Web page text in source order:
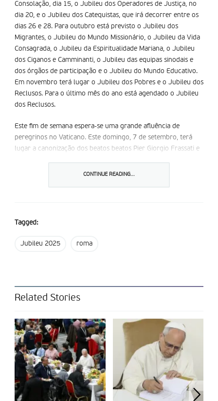
Consolação, dia 15, o Jubileu dos Operadores de Justiça, no
dia 20, e o Jubileu dos Catequistas, que irá decorrer entre os
dias 26 e 28. Para outubro está previsto o Jubileu dos
Migrantes, o Jubileu do Mundo Missionário, o Jubileu da Vida
Consagrada, o Jubileu da Espiritualidade Mariana, o Jubileu
dos Ciganos e Camminanti, o Jubileu das equipas sinodais e
dos órgãos de participação e o Jubileu do Mundo Educativo.
Em novembro terá lugar o Jubileu dos Pobres e o Jubileu dos
Reclusos. Para o último mês do ano está agendado o Jubileu
dos Reclusos.
Este fim de semana espera-se uma grande afluência de
peregrinos no Vaticano. Este domingo, 7 de setembro, terá
lugar a canonização dos beatos beatos Pier Giorgio Frassati e
como o primeiro santo “millenial”, isto é, alguém nascido,
CONTINUE READING...
Tagged:
Jubileu 2025 roma
Related Stories